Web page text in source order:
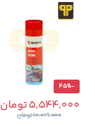
-
45%
5,544,000تومان
10,019,000تومان